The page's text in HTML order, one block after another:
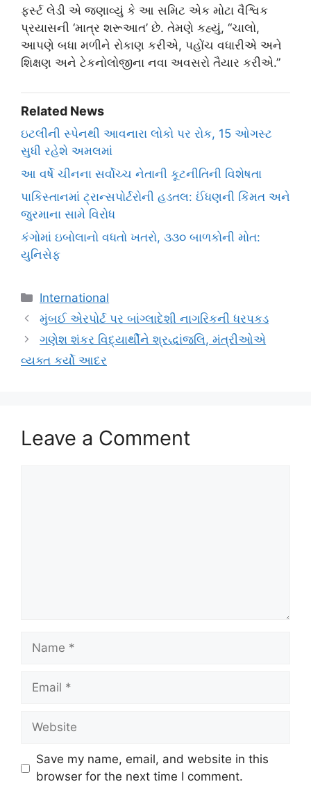
ફર્સ્ટ લેડી એ જણાવ્યું કે આ સમિટ એક મોટા વૈશ્વિક
પ્રયાસની ‘માત્ર શરૂઆત’ છે. તેમણે કહ્યું, “ચાલો,
આપણે બધા મળીને રોકાણ કરીએ, પહોંચ વધારીએ અને
શિક્ષણ અને ટેકનોલોજીના નવા અવસરો તૈયાર કરીએ.”
Related News
ઇટલીની સ્પેનથી આવનારા લોકો પર રોક, 15 ઓગસ્ટ
સુધી રહેશે અમલમાં
આ વર્ષે ચીનના સર્વોચ્ચ નેતાની કૂટનીતિની વિશેષતા
પાકિસ્તાનમાં ટ્રાન્સપોર્ટરોની હડતલ: ઈંધણની કિંમત અને
જુરમાના સામે વિરોધ
કંગોમાં ઇબોલાનો વધતો ખતરો, ૩૩૦ બાળકોની મોત:
યુનિસેફ
Categories
International
મુંબઈ એરપોર્ટ પર બાંગ્લાદેશી નાગરિકની ધરપકડ
ગણેશ શંકર વિદ્યાર્થીને શ્રદ્ધાંજલિ, મંત્રીઓએ
વ્યક્ત કર્યો આદર
Leave a Comment
Name
Email
Website
Save my name, email, and website in this
browser for the next time I comment.